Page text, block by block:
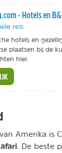
- Hotels en
reis
hotels en
plaatsen bij de
hier.
Amerika is
. De beste